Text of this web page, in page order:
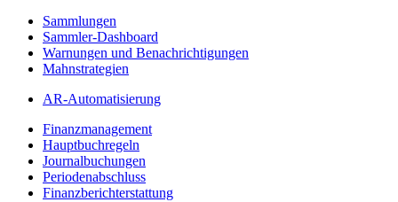
Sammlungen
Sammler-Dashboard
Warnungen und Benachrichtigungen
Mahnstrategien
AR-Automatisierung
Finanzmanagement
Hauptbuchregeln
Journalbuchungen
Periodenabschluss
Finanzberichterstattung